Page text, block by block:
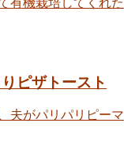
ピザトースト
夫がパリパリピーマ